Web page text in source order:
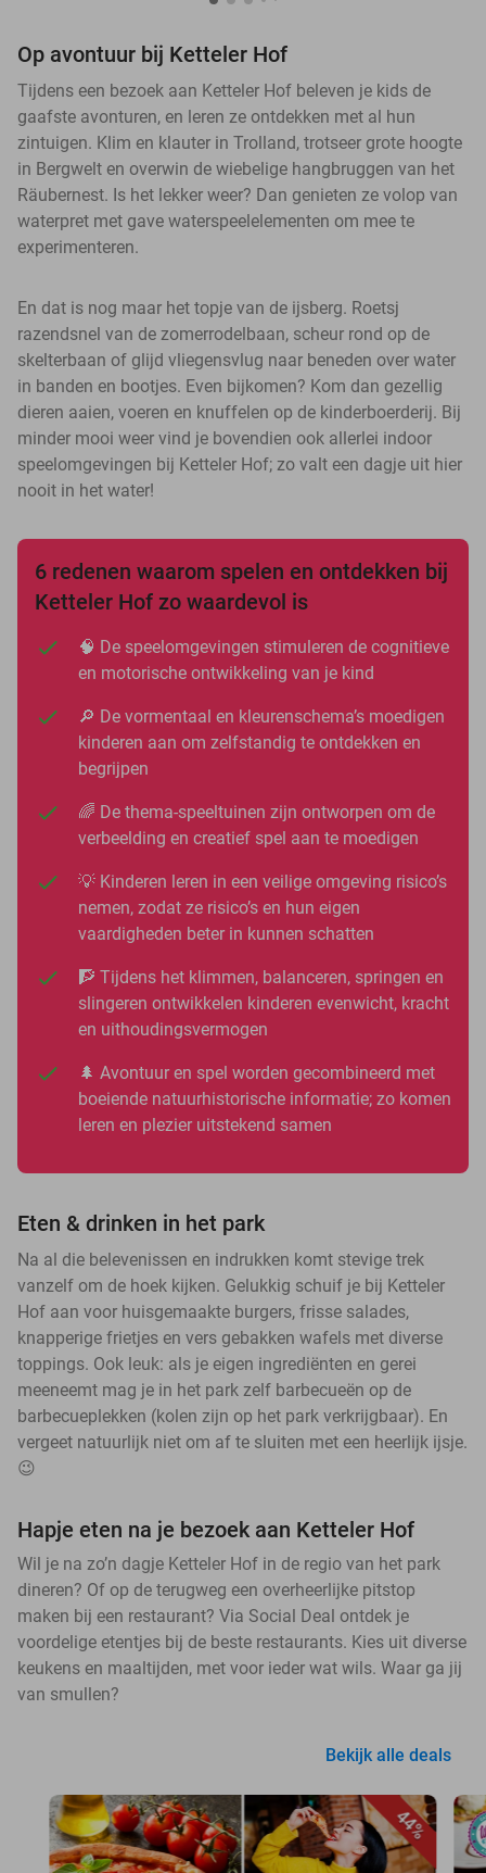
Op avontuur bij Ketteler Hof
Tijdens een bezoek aan Ketteler Hof beleven je kids de
gaafste avonturen, en leren ze ontdekken met al hun
zintuigen. Klim en klauter in Trolland, trotseer grote hoogte
in Bergwelt en overwin de wiebelige hangbruggen van het
Räubernest. Is het lekker weer? Dan genieten ze volop van
waterpret met gave waterspeelelementen om mee te
experimenteren.
En dat is nog maar het topje van de ijsberg. Roetsj
razendsnel van de zomerrodelbaan, scheur rond op de
skelterbaan of glijd vliegensvlug naar beneden over water
in banden en bootjes. Even bijkomen? Kom dan gezellig
dieren aaien, voeren en knuffelen op de kinderboerderij. Bij
minder mooi weer vind je bovendien ook allerlei indoor
speelomgevingen bij Ketteler Hof; zo valt een dagje uit hier
nooit in het water!
6 redenen waarom spelen en ontdekken bij
Ketteler Hof zo waardevol is
🧠 De speelomgevingen stimuleren de cognitieve
en motorische ontwikkeling van je kind
🔎 De vormentaal en kleurenschema’s moedigen
kinderen aan om zelfstandig te ontdekken en
begrijpen
🌈 De thema-speeltuinen zijn ontworpen om de
verbeelding en creatief spel aan te moedigen
💡 Kinderen leren in een veilige omgeving risico’s
nemen, zodat ze risico’s en hun eigen
vaardigheden beter in kunnen schatten
🧗 Tijdens het klimmen, balanceren, springen en
slingeren ontwikkelen kinderen evenwicht, kracht
en uithoudingsvermogen
🌲 Avontuur en spel worden gecombineerd met
boeiende natuurhistorische informatie; zo komen
leren en plezier uitstekend samen
Eten & drinken in het park
Na al die belevenissen en indrukken komt stevige trek
vanzelf om de hoek kijken. Gelukkig schuif je bij Ketteler
Hof aan voor huisgemaakte burgers, frisse salades,
knapperige frietjes en vers gebakken wafels met diverse
toppings. Ook leuk: als je eigen ingrediënten en gerei
meeneemt mag je in het park zelf barbecueën op de
barbecueplekken (kolen zijn op het park verkrijgbaar). En
vergeet natuurlijk niet om af te sluiten met een heerlijk ijsje.
😉
Hapje eten na je bezoek aan Ketteler Hof
Wil je na zo’n dagje Ketteler Hof in de regio van het park
dineren? Of op de terugweg een overheerlijke pitstop
maken bij een restaurant? Via Social Deal ontdek je
voordelige etentjes bij de beste restaurants. Kies uit diverse
keukens en maaltijden, met voor ieder wat wils. Waar ga jij
van smullen?
Bekijk alle deals
44%